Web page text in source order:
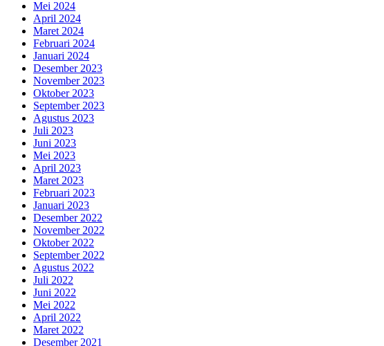
Mei 2024
April 2024
Maret 2024
Februari 2024
Januari 2024
Desember 2023
November 2023
Oktober 2023
September 2023
Agustus 2023
Juli 2023
Juni 2023
Mei 2023
April 2023
Maret 2023
Februari 2023
Januari 2023
Desember 2022
November 2022
Oktober 2022
September 2022
Agustus 2022
Juli 2022
Juni 2022
Mei 2022
April 2022
Maret 2022
Desember 2021